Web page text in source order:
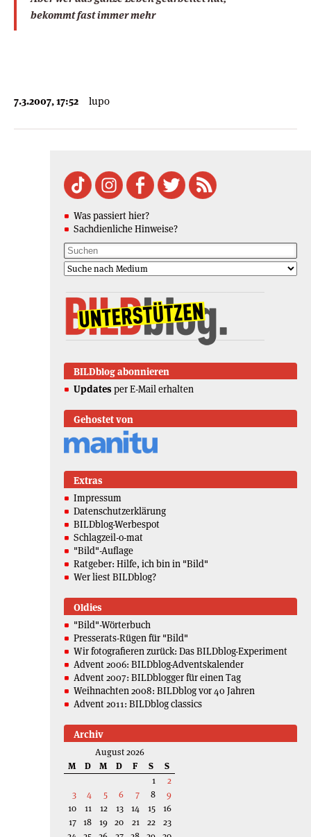
bekommt fast immer mehr
7.3.2007, 17:52 lupo
Was passiert hier?
Sachdienliche Hinweise?
BILDblog abonnieren
Updates per E-Mail erhalten
Gehostet von
Extras
Impressum
Datenschutzerklärung
BILDblog-Werbespot
Schlagzeil-o-mat
"Bild"-Auflage
Ratgeber: Hilfe, ich bin in "Bild"
Wer liest BILDblog?
Oldies
"Bild"-Wörterbuch
Presserats-Rügen für "Bild"
Wir fotografieren zurück: Das BILDblog-Experiment
Advent 2006: BILDblog-Adventskalender
Advent 2007: BILDblogger für einen Tag
Weihnachten 2008: BILDblog vor 40 Jahren
Advent 2011: BILDblog classics
Archiv
August 2026
M
D M D F S
S
1
2
3
4 5 6 7 8
9
10
11 12 13 14 15
16
17 18 19 20 21 22
23